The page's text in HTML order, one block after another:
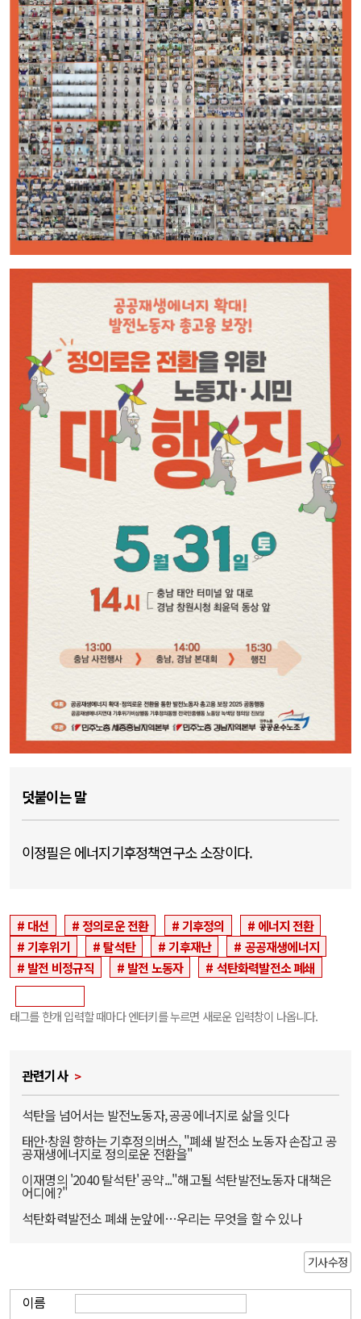
덧붙이는 말
이정필은 에너지기후정책연구소 소장이다.
대선 정의로운 전환 기후정의
에너지 전환
기후위기
탈석탄 기후재난
공공재생에너지
발전 비정규직
발전 노동자 석탄화력발전소 폐쇄
태그를 한개 입력할 때마다 엔터키를 누르면 새로운 입력창이 나옵니다.
관련기사
석탄을 넘어서는 발전노동자, 공공에너지로 삶을 잇다
태안·창원 향하는 기후정의버스, "폐쇄 발전소 노동자 손잡고 공
공재생에너지로 정의로운 전환을"
이재명의 '2040 탈석탄' 공약..."해고될 석탄발전노동자 대책은
어디에?"
석탄화력발전소 폐쇄 눈앞에…우리는 무엇을 할 수 있나
기사수정
이름